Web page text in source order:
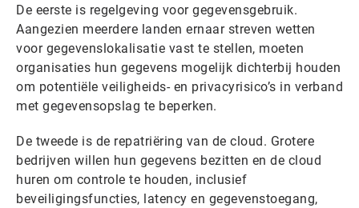
De eerste is regelgeving voor gegevensgebruik.
Aangezien meerdere landen ernaar streven wetten
voor gegevenslokalisatie vast te stellen, moeten
organisaties hun gegevens mogelijk dichterbij houden
om potentiële veiligheids- en privacyrisico’s in verband
met gegevensopslag te beperken.
De tweede is de repatriëring van de cloud. Grotere
bedrijven willen hun gegevens bezitten en de cloud
huren om controle te houden, inclusief
beveiligingsfuncties, latency en gegevenstoegang,